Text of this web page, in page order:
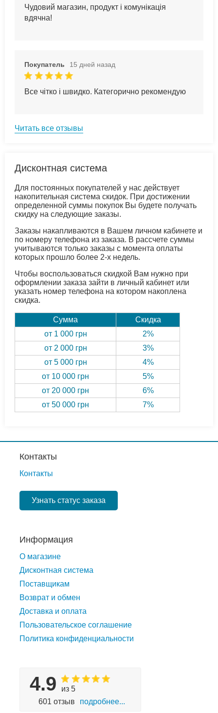
Чудовий магазин, продукт і комунікація
вдячна!
Покупатель 15 дней назад
Все чітко і швидко. Категорично рекомендую
Читать все отзывы
Дисконтная система
Для постоянных покупателей у нас действует
накопительная система скидок. При достижении
определенной суммы покупок Вы будете получать
скидку на следующие заказы.
Заказы накапливаются в Вашем личном кабинете и
по номеру телефона из заказа. В рассчете суммы
учитываются только заказы с момента оплаты
которых прошло более 2-х недель.
Чтобы воспользоваться скидкой Вам нужно при
оформлении заказа зайти в личный кабинет или
указать номер телефона на котором накоплена
скидка.
Сумма
Скидка
от 1 000 грн
2%
от 2 000 грн
3%
от 5 000 грн
4%
от 10 000 грн
5%
от 20 000 грн
6%
от 50 000 грн
7%
Контакты
Контакты
Узнать статус заказа
Информация
О магазине
Дисконтная система
Поставщикам
Возврат и обмен
Доставка и оплата
Пользовательское соглашение
Политика конфиденциальности
4.9
из 5
601 отзыв
подробнее...